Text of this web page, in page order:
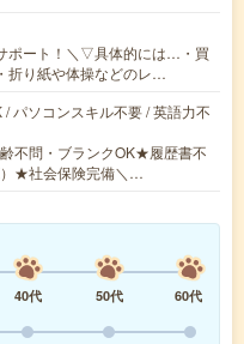
ポート！＼▽具体的には…・買
折り紙や体操などのレ…
パソコンスキル不要 / 英語力不
不問・ブランクOK★履歴書不
）★社会保険完備＼…
40代 50代
60代